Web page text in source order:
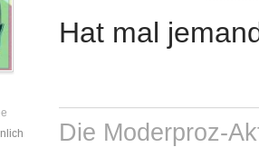
Hat mal
Die Moderproz-